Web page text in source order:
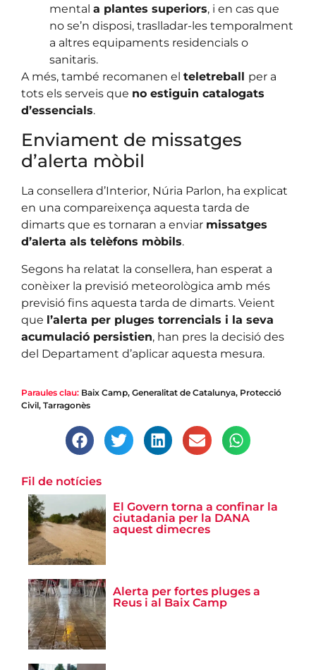
mental a plantes superiors, i en cas que
no se’n disposi, traslladar-les temporalment
a altres equipaments residencials o
sanitaris.
A més, també recomanen el teletreball per a
tots els serveis que no estiguin catalogats
d’essencials.
Enviament de missatges
d’alerta mòbil
La consellera d’Interior, Núria Parlon, ha explicat
en una compareixença aquesta tarda de
dimarts que es tornaran a enviar missatges
d’alerta als telèfons mòbils.
Segons ha relatat la consellera, han esperat a
conèixer la previsió meteorològica amb més
previsió fins aquesta tarda de dimarts. Veient
que l’alerta per pluges torrencials i la seva
acumulació persistien, han pres la decisió des
del Departament d’aplicar aquesta mesura.
Paraules clau: Baix Camp, Generalitat de Catalunya, Protecció
Civil, Tarragonès
Fil de notícies
El Govern torna a confinar la
ciutadania per la DANA
aquest dimecres
Alerta per fortes pluges a
Reus i al Baix Camp